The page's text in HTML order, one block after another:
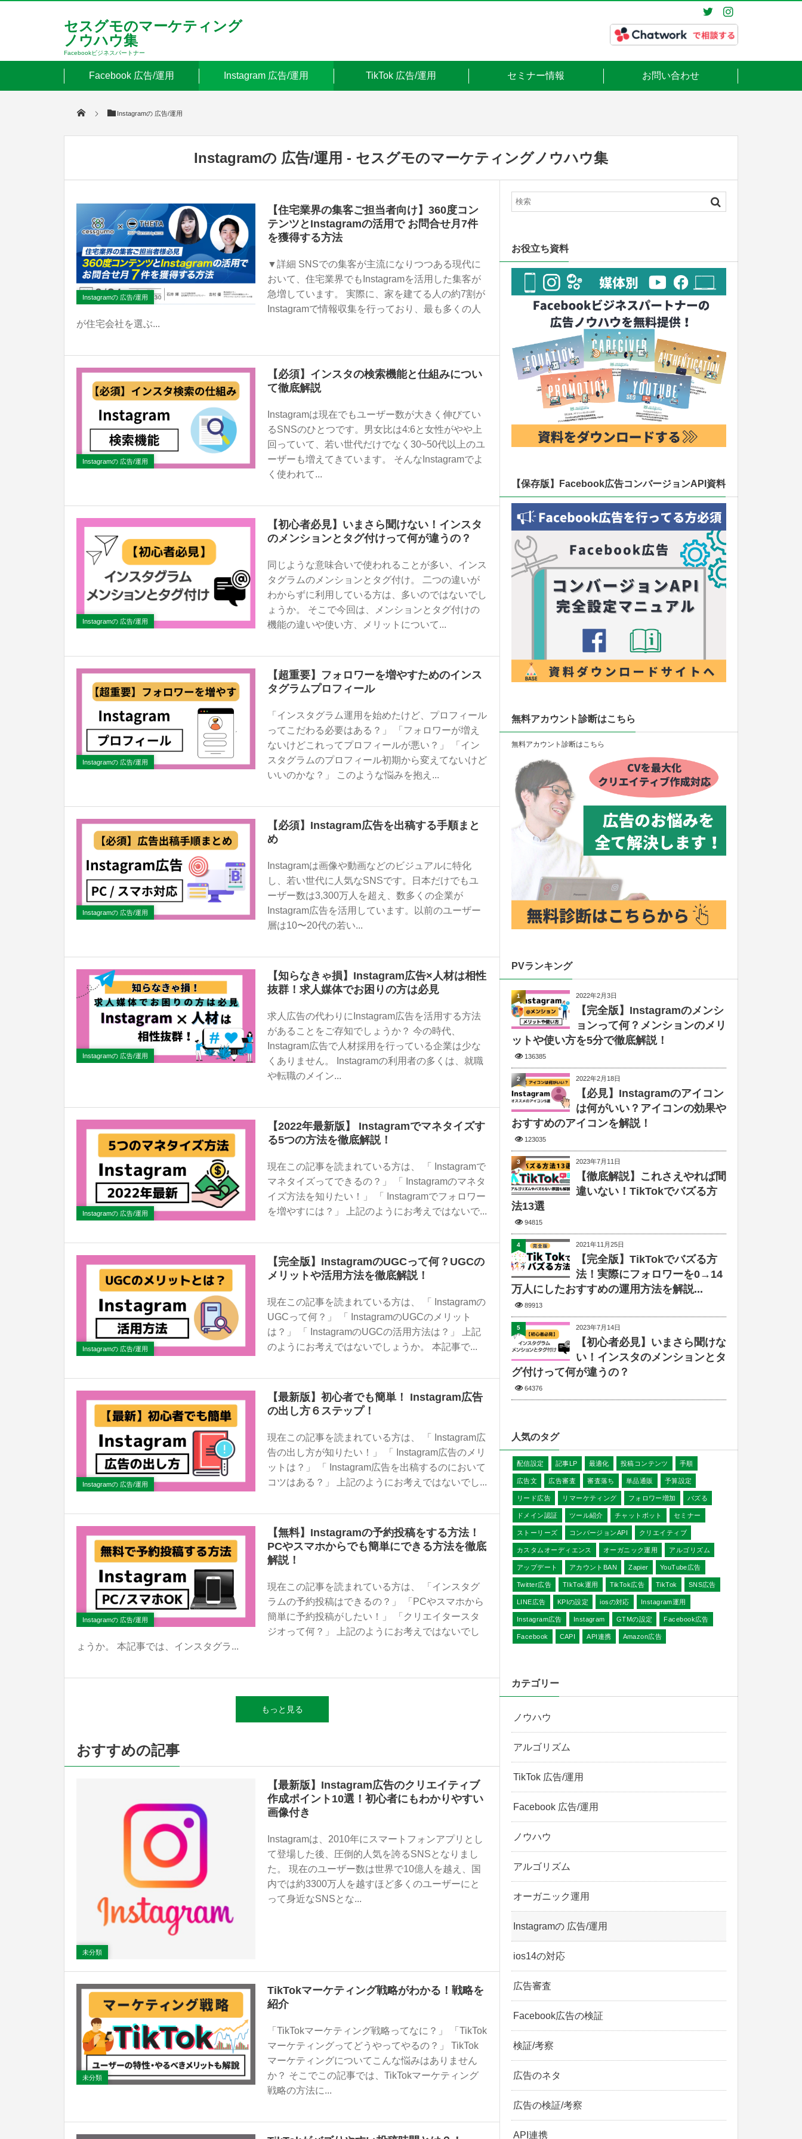
セスグモのマーケティング
ノウハウ集
Facebookビジネスパートナー
Facebook 広告/運用 Instagram 広告/運用 TikTok 広告/運用 セミナー情報 お問い合わせ
Instagramの 広告/運用
Instagramの 広告/運用 - セスグモのマーケティングノウハウ集
Instagramの 広告/運用
【住宅業界の集客ご担当者向け】360度コン
テンツとInstagramの活用で お問合せ月7件
を獲得する方法
▼詳細 SNSでの集客が主流になりつつある現代に
おいて、住宅業界でもInstagramを活用した集客が
急増しています。 実際に、家を建てる人の約7割が
Instagramで情報収集を行っており、最も多くの人
が住宅会社を選ぶ...
Instagramの 広告/運用
【必須】インスタの検索機能と仕組みについ
て徹底解説
Instagramは現在でもユーザー数が大きく伸びてい
るSNSのひとつです。男女比は4:6と女性がやや上
回っていて、若い世代だけでなく30~50代以上のユ
ーザーも増えてきています。 そんなInstagramでよ
く使われて...
Instagramの 広告/運用
【初心者必見】いまさら聞けない！インスタ
のメンションとタグ付けって何が違うの？
同じような意味合いで使われることが多い、インス
タグラムのメンションとタグ付け。 二つの違いが
わからずに利用している方は、多いのではないでし
ょうか。 そこで今回は、メンションとタグ付けの
機能の違いや使い方、メリットについて...
Instagramの 広告/運用
【超重要】フォロワーを増やすためのインス
タグラムプロフィール
「インスタグラム運用を始めたけど、プロフィール
ってこだわる必要はある？」 「フォロワーが増え
ないけどこれってプロフィールが悪い？」 「イン
スタグラムのプロフィール初期から変えてないけど
いいのかな？」 このような悩みを抱え...
Instagramの 広告/運用
【必須】Instagram広告を出稿する手順まと
め
Instagramは画像や動画などのビジュアルに特化
し、若い世代に人気なSNSです。日本だけでもユ
ーザー数は3,300万人を超え、数多くの企業が
Instagram広告を活用しています。以前のユーザー
層は10〜20代の若い...
Instagramの 広告/運用
【知らなきゃ損】Instagram広告×人材は相性
抜群！求人媒体でお困りの方は必見
求人広告の代わりにInstagram広告を活用する方法
があることをご存知でしょうか？ 今の時代、
Instagram広告で人材採用を行っている企業は少な
くありません。 Instagramの利用者の多くは、就職
や転職のメイン...
Instagramの 広告/運用
【2022年最新版】 Instagramでマネタイズす
る5つの方法を徹底解説！
現在この記事を読まれている方は、 「 Instagramで
マネタイズってできるの？」 「 Instagramのマネタ
イズ方法を知りたい！」 「 Instagramでフォロワー
を増やすには？」 上記のようにお考えではないで...
Instagramの 広告/運用
【完全版】InstagramのUGCって何？UGCの
メリットや活用方法を徹底解説！
現在この記事を読まれている方は、 「 Instagramの
UGCって何？」 「 InstagramのUGCのメリット
は？」 「 InstagramのUGCの活用方法は？」 上記
のようにお考えではないでしょうか。 本記事で...
Instagramの 広告/運用
【最新版】初心者でも簡単！ Instagram広告
の出し方６ステップ！
現在この記事を読まれている方は、 「 Instagram広
告の出し方が知りたい！」 「 Instagram広告のメリ
ットは？」 「 Instagram広告を出稿するのにおいて
コツはある？」 上記のようにお考えではないでし...
Instagramの 広告/運用
【無料】Instagramの予約投稿をする方法！
PCやスマホからでも簡単にできる方法を徹底
解説！
現在この記事を読まれている方は、 「インスタグ
ラムの予約投稿はできるの？」 「PCやスマホから
簡単に予約投稿がしたい！」 「クリエイタースタ
ジオって何？」 上記のようにお考えではないでし
ょうか。 本記事では、インスタグラ...
もっと見る
おすすめの記事
未分類
【最新版】Instagram広告のクリエイティブ
作成ポイント10選！初心者にもわかりやすい
画像付き
Instagramは、2010年にスマートフォンアプリとし
て登場した後、圧倒的人気を誇るSNSとなりまし
た。 現在のユーザー数は世界で10億人を越え、国
内では約3300万人を越すほど多くのユーザーにと
って身近なSNSとな...
未分類
TikTokマーケティング戦略がわかる！戦略を
紹介
「TikTokマーケティング戦略ってなに？」 「TikTok
マーケティングってどうやってやるの？」 TikTok
マーケティングについてこんな悩みはありません
か？ そこでこの記事では、TikTokマーケティング
戦略の方法に...
お役立ち資料
【保存版】Facebook広告コンバージョンAPI資料
無料アカウント診断はこちら
無料アカウント診断はこちら
PVランキング
2022年2月3日
【完全版】Instagramのメンシ
ョンって何？メンションのメリ
ットや使い方を5分で徹底解説！
136385
1
2022年2月18日
【必見】Instagramのアイコン
は何がいい？アイコンの効果や
おすすめのアイコンを解説！
123035
2
2023年7月11日
【徹底解説】これさえやれば間
違いない！TikTokでバズる方
法13選
94815
3
2021年11月25日
【完全版】TikTokでバズる方
法！実際にフォロワーを0→14
万人にしたおすすめの運用方法を解説...
89913
4
2023年7月14日
【初心者必見】いまさら聞けな
い！インスタのメンションとタ
グ付けって何が違うの？
64376
5
人気のタグ
配信設定 記事LP 最適化 投稿コンテンツ 手順
広告文 広告審査 審査落ち 単品通販 予算設定
リード広告 リマーケティング フォロワー増加 バズる
ドメイン認証 ツール紹介 チャットボット セミナー
ストーリーズ コンバージョンAPI クリエイティブ
カスタムオーディエンス オーガニック運用 アルゴリズム
アップデート アカウントBAN Zapier YouTube広告
Twitter広告 TIkTok運用 TikTok広告 TikTok SNS広告
LINE広告 KPIの設定 iosの対応 Instagram運用
Instagram広告 Instagram GTMの設定 Facebook広告
Facebook CAPI API連携 Amazon広告
カテゴリー
ノウハウ
アルゴリズム
TikTok 広告/運用
Facebook 広告/運用
ノウハウ
アルゴリズム
オーガニック運用
Instagramの 広告/運用
ios14の対応
広告審査
Facebook広告の検証
検証/考察
広告のネタ
広告の検証/考察
API連携